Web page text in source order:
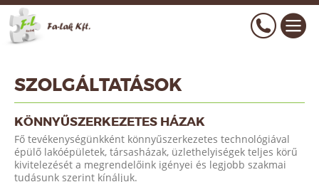
SZOLGÁLTATÁSOK
KÖNNYŰSZERKEZETES HÁZAK
Fő tevékenységünkként könnyűszerkezetes technológiával
épülő lakóépületek, társasházak, üzlethelyiségek teljes körű
kivitelezését a megrendelőink igényei és legjobb szakmai
tudásunk szerint kínáljuk.